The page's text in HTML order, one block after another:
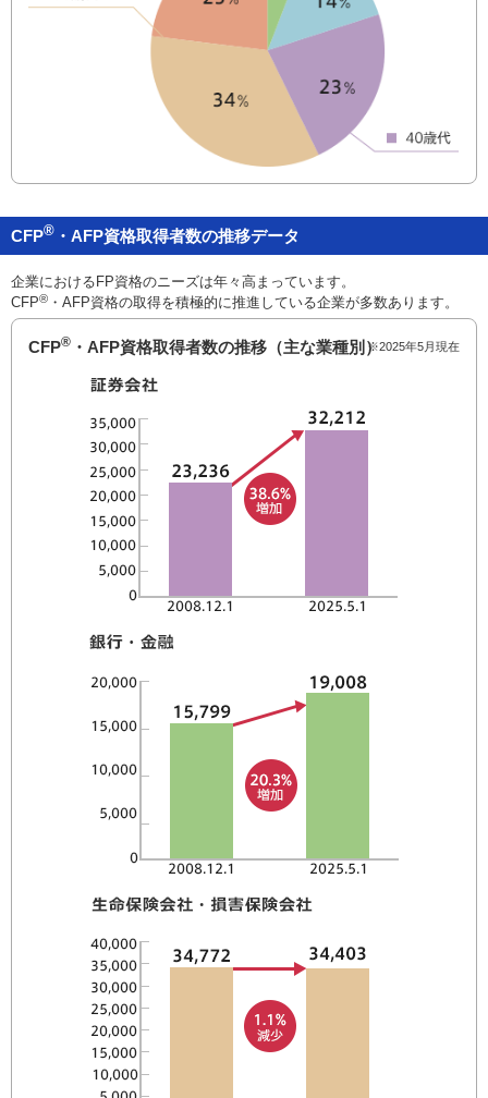
CFP® ・AFP資格取得者数の推移データ
企業におけるFP資格のニーズは年々高まっています。
CFP® ・AFP資格の取得を積極的に推進している企業が多数あります。
CFP® ・AFP資格取得者数の推移（主な業種別）※2025年5月現在